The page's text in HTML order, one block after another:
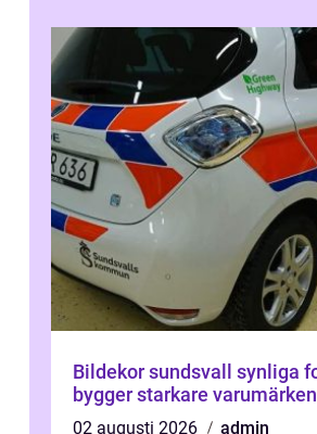
Bildekor sundsvall synliga fordon som
bygger starkare varumärken
02 augusti 2026 admin